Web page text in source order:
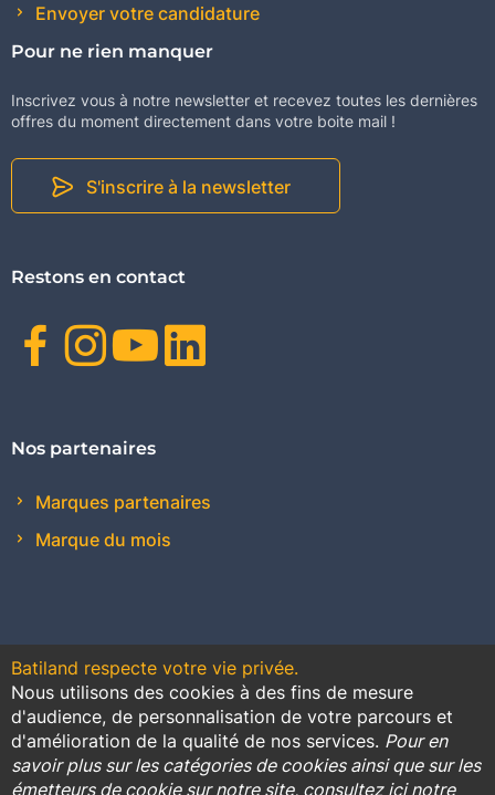
Envoyer votre candidature
Pour ne rien manquer
Inscrivez vous à notre newsletter et recevez toutes les dernières
offres du moment directement dans votre boite mail !
S'inscrire à la newsletter
Restons en contact
Facebook
Instagram
Youtube
Nos partenaires
Marques partenaires
Marque du mois
Contact Conditions générales de vente
Promotions
Batiland respecte votre vie privée.
Nous utilisons des cookies à des fins de mesure
d'audience, de personnalisation de votre parcours et
d'amélioration de la qualité de nos services. Pour en
savoir plus sur les catégories de cookies ainsi que sur les
émetteurs de cookie sur notre site, consultez ici notre